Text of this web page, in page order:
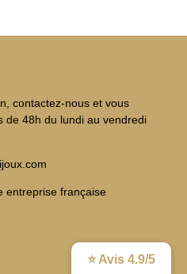
⭐ Avis 4.9/5
contactez-nous et vous
de 48h du lundi au vendredi
entreprise française